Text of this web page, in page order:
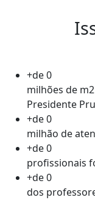
+de0
milhões de
Presidente
+de0
milhão de
+de0
profissionais
+de0
dos